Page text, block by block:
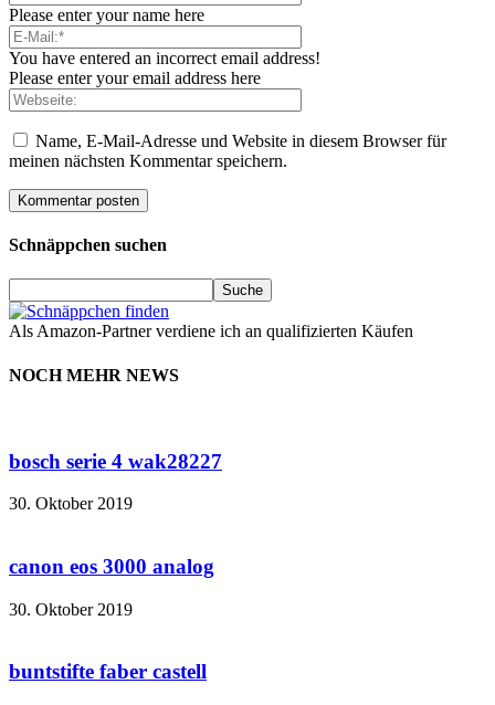
Please enter your name here
You have entered an incorrect email address!
Please enter your email address here
Name, E-Mail-Adresse und Website in diesem Browser für
meinen nächsten Kommentar speichern.
Schnäppchen suchen
Als Amazon-Partner verdiene ich an qualifizierten Käufen
NOCH MEHR NEWS
bosch serie 4 wak28227
30. Oktober 2019
canon eos 3000 analog
30. Oktober 2019
buntstifte faber castell